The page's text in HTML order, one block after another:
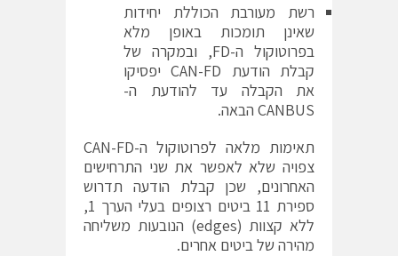
רשת מעורבת הכוללת יחידות
שאינן תומכות באופן מלא
בפרוטוקול ה-FD, ובמקרה של
קבלת הודעת CAN-FD יפסיקו
את הקבלה עד להודעת ה-
CANBUS הבאה.
תאימות מלאה לפרוטוקול ה-CAN-FD
צפויה שלא לאפשר את שני התרחישים
האחרונים, שכן קבלת הודעה תדרוש
ספירת 11 ביטים רצופים בעלי הערך 1,
ללא קצוות (edges) הנובעות משליחה
מהירה של ביטים אחרים.